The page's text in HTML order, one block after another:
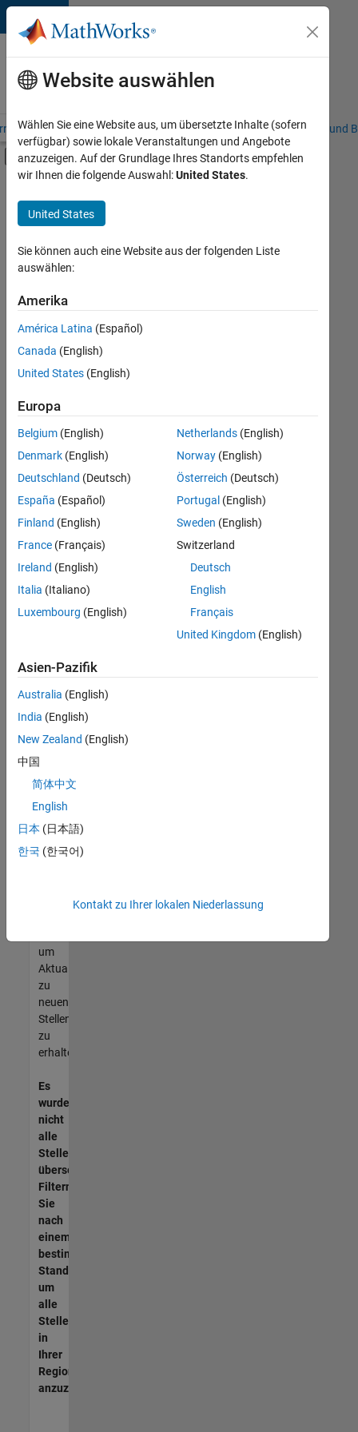
Weiter zum Inhalt
Karriere
bei
MathWorks
– Übersicht Stellensuche Niederlassungen Studierende und
Umschaltung für Off-Canvas-
Hauptinhalt
Information Technology
Education Sales
Inside Sales
Sales Operations
Marketing Communications
Human Resources
Legal
Büro- und Verwaltungsdienste
+7
Derzeit
es
keine
offenen
Stellen,
Ihren
Suchkriterien
entsprechen.
können
die
Suchkriterien
weiter
fassen
oder
alle
Stellenangebote
anzeigen .
noch
keine
offenen
Stellen
können,
die
Ihren
entsprechen,
werden
unseres
um
Aktualisierungen
zu
neuen
Stellenangeboten
zu
erhalten.
Es
wurden
nicht
alle
Stellen
übersetzt.
Filtern
Sie
nach
einem
bestimmten
Standort,
um
alle
Stellenangebote
in
Ihrer
Region
anzuzeigen.
Website auswählen
Wählen Sie eine Website aus, um übersetzte Inhalte (sofern
verfügbar) sowie lokale Veranstaltungen und Angebote
anzuzeigen. Auf der Grundlage Ihres Standorts empfehlen
wir Ihnen die folgende Auswahl:United States.
United States
Sie können auch eine Website aus der folgenden Liste
auswählen:
Amerika
América Latina (Español)
Canada (English)
United States (English)
Europa
Belgium (English)
Denmark (English)
Deutschland (Deutsch)
España (Español)
Finland (English)
France (Français)
Ireland (English)
Italia (Italiano)
Luxembourg (English)
Netherlands(English)
Norway(English)
Österreich (Deutsch)
Portugal (English)
Sweden (English)
Switzerland
Deutsch
English
Français
United Kingdom(English)
Asien-Pazifik
Australia (English)
India (English)
New Zealand (English)
中国
简体中文
English
日本 (日本語)
한국 (한국어)
Kontakt zu Ihrer lokalen Niederlassung